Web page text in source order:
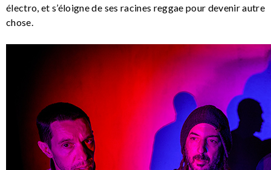
électro, et s’éloigne de ses racines reggae pour devenir autre
chose.